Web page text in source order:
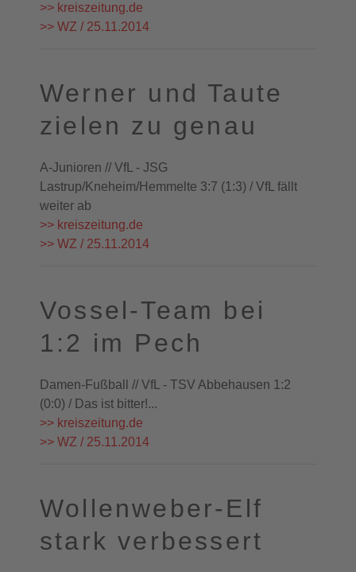
>> kreiszeitung.de
>> WZ / 25.11.2014
Werner und Taute
zielen zu genau
A-Junioren // VfL - JSG
Lastrup/Kneheim/Hemmelte 3:7 (1:3) / VfL fällt
weiter ab
>> kreiszeitung.de
>> WZ / 25.11.2014
Vossel-Team bei
1:2 im Pech
Damen-Fußball // VfL - TSV Abbehausen 1:2
(0:0) / Das ist bitter!...
>> kreiszeitung.de
>> WZ / 25.11.2014
Wollenweber-Elf
stark verbessert